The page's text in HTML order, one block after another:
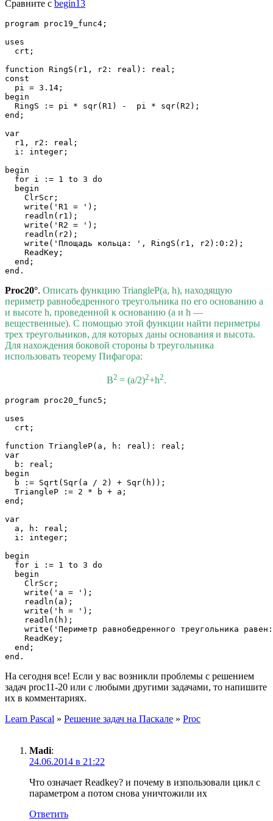
Сравните с begin13
program proc19_func4;
uses
  crt;
function RingS(r1, r2: real): real;
const
  pi = 3.14;
begin
  RingS := pi * sqr(R1) -  pi * sqr(R2);
end;
var
  r1, r2: real;
  i: integer;
begin
  for i := 1 to 3 do
  begin
    ClrScr;
    write('R1 = ');
    readln(r1);
    write('R2 = ');
    readln(r2);
    write('Площадь кольца: ', RingS(r1, r2):0:2);
    ReadKey;
  end;
end.
Proc20°. Описать функцию TriangleP(a, h), находящую
периметр равнобедренного треугольника по его основанию a
и высоте h, проведенной к основанию (a и h —
вещественные). С помощью этой функции найти периметры
трех треугольников, для которых даны основания и высота.
Для нахождения боковой стороны b треугольника
использовать теорему Пифагора:
B2 = (a/2)2+h2.
program proc20_func5;
uses
  crt;
function TriangleP(a, h: real): real;
var
  b: real;
begin
  b := Sqrt(Sqr(a / 2) + Sqr(h));
  TriangleP := 2 * b + a;
end;
var
  a, h: real;
  i: integer;
begin
  for i := 1 to 3 do
  begin
    ClrScr;
    write('a = ');
    readln(a);
    write('h = ');
    readln(h);
write('Периметр равнобедренного треугольника
    ReadKey;
  end;
На сегодня все! Если у вас возникли проблемы с решением
задач proc11-20 или с любыми другими задачами, то напишите
их в комментариях.
Learn Pascal » Решение задач на Паскале » Proc
Madi:
24.06.2014 в 21:22
Что означает Readkey? и почему в изпользовали цикл с
параметром а потом снова уничтожили их
Ответить